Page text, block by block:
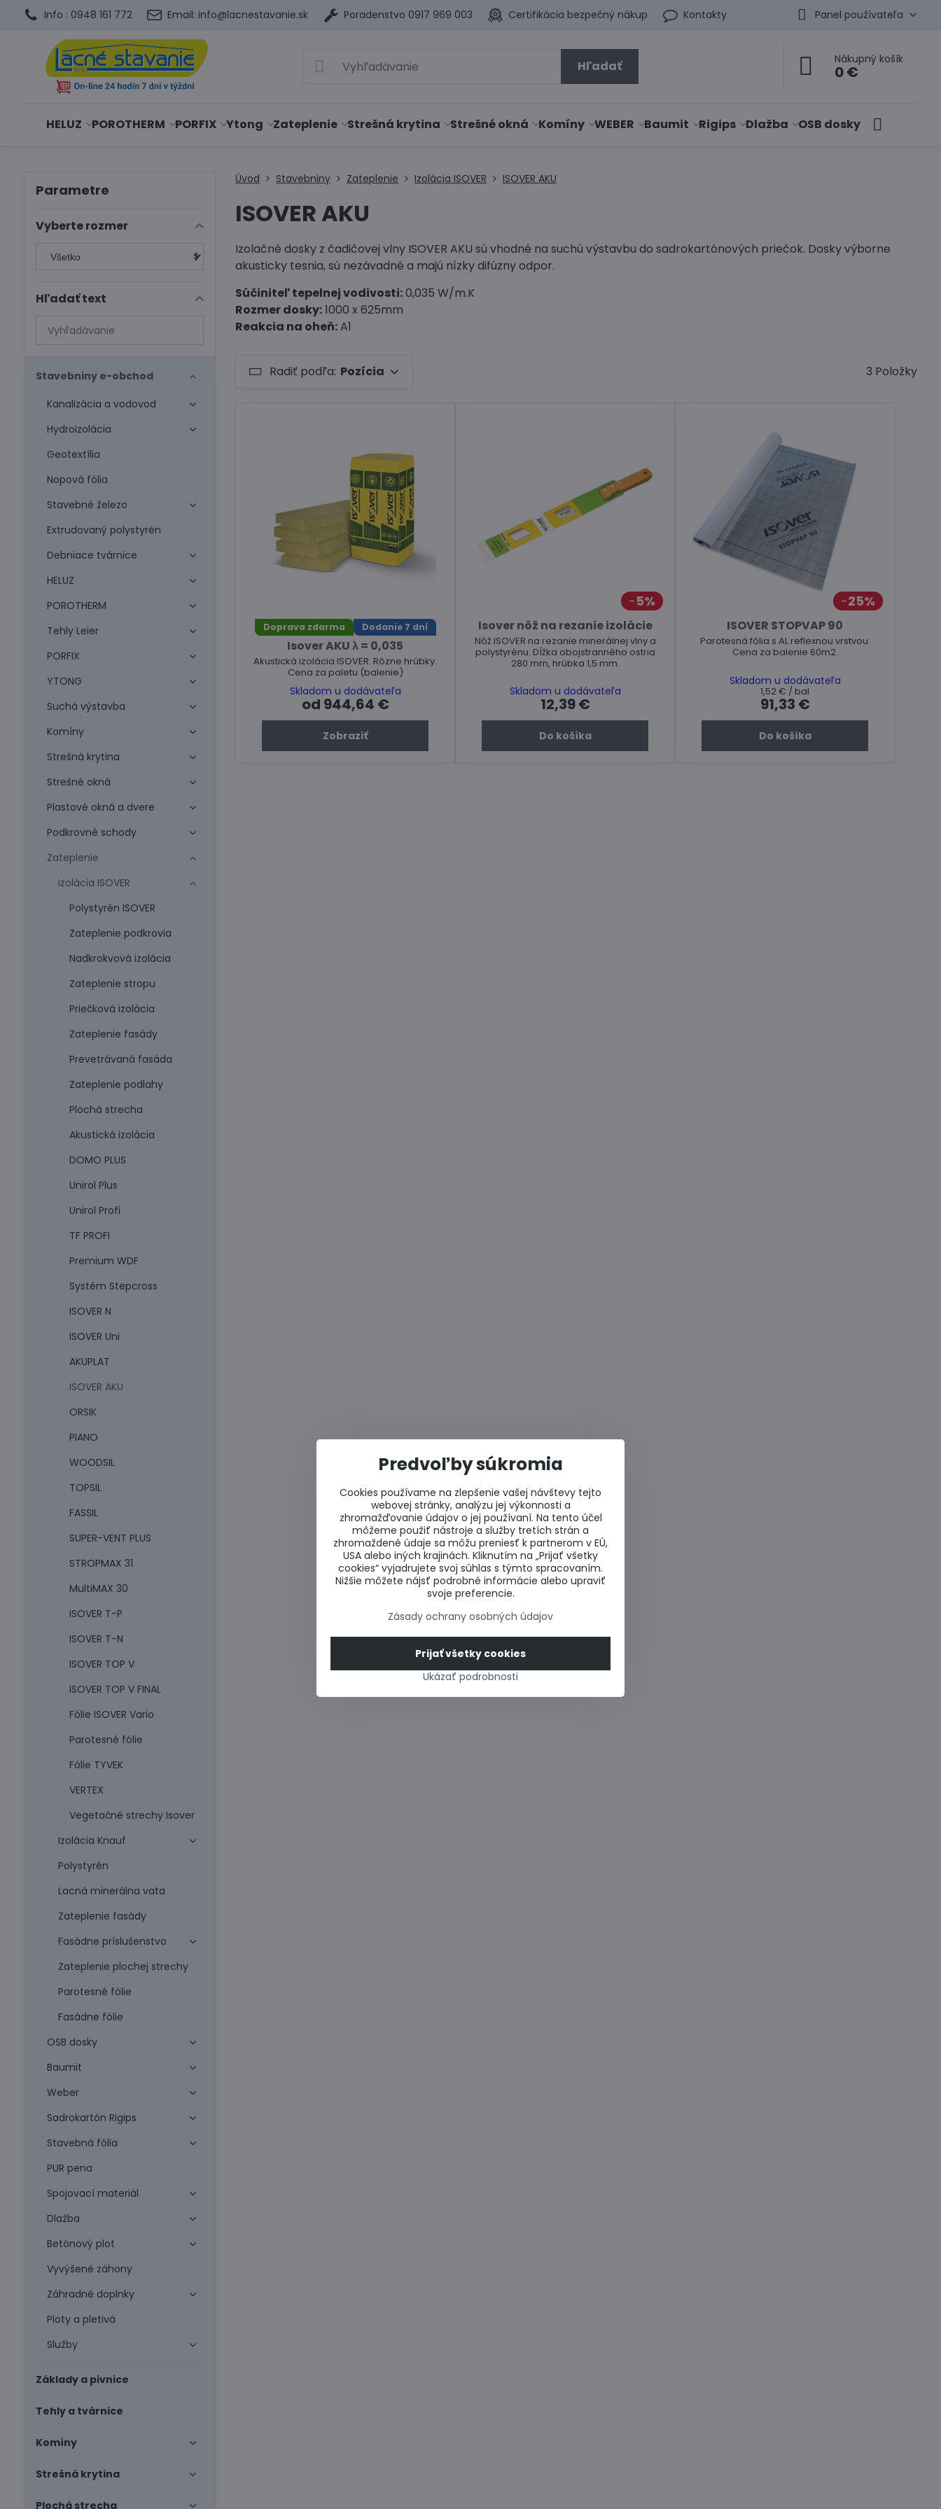
Info : 0948 161 772 Email: info@lacnestavanie.sk Poradenstvo 0917 969 003 Certifikácia bezpečný nákup Kontakty Panel používateľa
Hľadať Nákupný košík
0 €
HELUZ POROTHERM PORFIX Ytong Zateplenie Strešná krytina Strešné okná Komíny WEBER Baumit Rigips Dlažba OSB dosky
Úvod Stavebniny Zateplenie Izolácia ISOVER ISOVER AKU
ISOVER AKU
Izolačné dosky z čadičovej vlny ISOVER AKU sú vhodné na suchú výstavbu do sadrokartónových priečok. Dosky výborne
akusticky tesnia, sú nezávadné a majú nízky difúzny odpor.
Súčiniteľ tepelnej vodivosti:0,035 W/m.K
Rozmer dosky:1000 x 625mm
Reakcia na oheň:A1
Radiť podľa: Pozícia 3 Položky
Doprava zdarma Dodanie 7 dní
Isover AKU λ = 0,035
Akustická izolácia ISOVER. Rôzne hrúbky.
Cena za paletu (balenie)
Skladom u dodávateľa
od 944,64 €
Zobraziť
5%
Isover nôž na rezanie izolácie
Nôž ISOVER na rezanie minerálnej vlny a
polystyrénu. Dĺžka obojstranného ostria
280 mm, hrúbka 1,5 mm.
Skladom u dodávateľa
12,39 €
Do košíka
25%
ISOVER STOPVAP 90
Parotesná fólia s AL reflexnou vrstvou.
Cena za balenie 60m2.
Skladom u dodávateľa
91,33 €
1,52 € / bal
Do košíka
Parametre
Vyberte rozmer
Hľadať text
Prehľadať
výsledky
fulltextom
Stavebniny e-obchod
Kanalizácia a vodovod
Hydroizolácia
Geotextília
Nopová fólia
Stavebné železo
Extrudovaný polystyrén
Debniace tvárnice
HELUZ
POROTHERM
Tehly Leier
PORFIX
YTONG
Suchá výstavba
Komíny
Strešná krytina
Strešné okná
Plastové okná a dvere
Podkrovné schody
Zateplenie
Izolácia ISOVER
Polystyrén ISOVER
Zateplenie podkrovia
Nadkrokvová izolácia
Zateplenie stropu
Priečková izolácia
Zateplenie fasády
Prevetrávaná fasáda
Zateplenie podlahy
Plochá strecha
Akustická izolácia
DOMO PLUS
Unirol Plus
Unirol Profi
TF PROFI
Premium WDF
Systém Stepcross
ISOVER N
ISOVER Uni
AKUPLAT
ISOVER AKU
ORSIK
PIANO
WOODSIL
TOPSIL
FASSIL
SUPER-VENT PLUS
STROPMAX 31
MultiMAX 30
ISOVER T-P
ISOVER T-N
ISOVER TOP V
ISOVER TOP V FINAL
Fólie ISOVER Vario
Parotesné fólie
Fólie TYVEK
VERTEX
Vegetačné strechy Isover
Izolácia Knauf
Polystyrén
Lacná minerálna vata
Zateplenie fasády
Fasádne príslušenstvo
Zateplenie plochej strechy
Parotesné fólie
Fasádne fólie
OSB dosky
Baumit
Weber
Sadrokartón Rigips
Stavebná fólia
PUR pena
Spojovací materiál
Dlažba
Betónový plot
Vyvýšené záhony
Záhradné doplnky
Ploty a pletivá
Služby
Základy a pivnice
Tehly a tvárnice
Komíny
Strešná krytina
Plochá strecha
Predvoľby súkromia
Cookies používame na zlepšenie vašej návštevy tejto
webovej stránky, analýzu jej výkonnosti a
zhromažďovanie údajov o jej používaní. Na tento účel
môžeme použiť nástroje a služby tretích strán a
zhromaždené údaje sa môžu preniesť k partnerom v EÚ,
USA alebo iných krajinách. Kliknutím na „Prijať všetky
cookies“ vyjadrujete svoj súhlas s týmto spracovaním.
Nižšie môžete nájsť podrobné informácie alebo upraviť
svoje preferencie.
Zásady ochrany osobných údajov
Ukázať podrobnosti
Prijať všetky cookies